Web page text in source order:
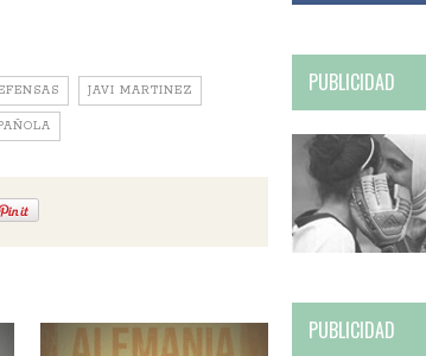
JAVI MARTINEZ PUBLICIDAD
PUBLICIDAD